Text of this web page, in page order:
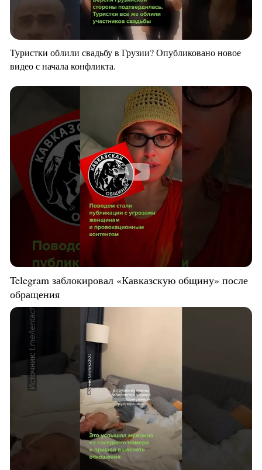
Туристки облили свадьбу в Грузии? Опубликовано новое
видео с начала конфликта.
Telegram заблокировал «Кавказскую общину» после
обращения